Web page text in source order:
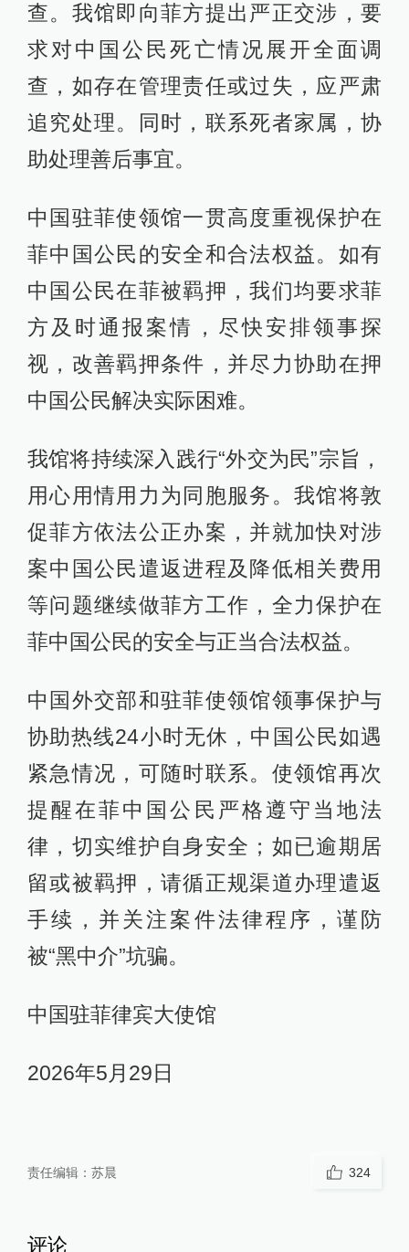
查。我馆即向菲方提出严正交涉，要
求对中国公民死亡情况展开全面调
查，如存在管理责任或过失，应严肃
追究处理。同时，联系死者家属，协
助处理善后事宜。
中国驻菲使领馆一贯高度重视保护在
菲中国公民的安全和合法权益。如有
中国公民在菲被羁押，我们均要求菲
方及时通报案情，尽快安排领事探
视，改善羁押条件，并尽力协助在押
中国公民解决实际困难。
我馆将持续深入践行“外交为民”宗旨，
用心用情用力为同胞服务。我馆将敦
促菲方依法公正办案，并就加快对涉
案中国公民遣返进程及降低相关费用
等问题继续做菲方工作，全力保护在
菲中国公民的安全与正当合法权益。
中国外交部和驻菲使领馆领事保护与
协助热线24小时无休，中国公民如遇
紧急情况，可随时联系。使领馆再次
提醒在菲中国公民严格遵守当地法
律，切实维护自身安全；如已逾期居
留或被羁押，请循正规渠道办理遣返
手续，并关注案件法律程序，谨防
被“黑中介”坑骗。
中国驻菲律宾大使馆
2026年5月29日
责任编辑： 苏晨 324
评论